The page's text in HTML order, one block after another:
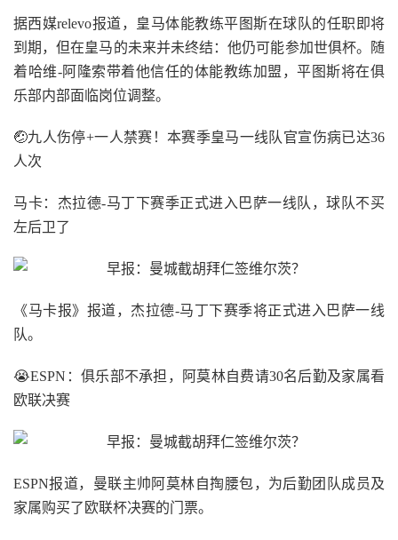
据西媒relevo报道，皇马体能教练平图斯在球队的任职即将
到期，但在皇马的未来并未终结：他仍可能参加世俱杯。随
着哈维-阿隆索带着他信任的体能教练加盟，平图斯将在俱
乐部内部面临岗位调整。
🤕九人伤停+一人禁赛！本赛季皇马一线队官宣伤病已达36
人次
马卡：杰拉德-马丁下赛季正式进入巴萨一线队，球队不买
左后卫了
《马卡报》报道，杰拉德-马丁下赛季将正式进入巴萨一线
队。
😭ESPN：俱乐部不承担，阿莫林自费请30名后勤及家属看
欧联决赛
ESPN报道，曼联主帅阿莫林自掏腰包，为后勤团队成员及
家属购买了欧联杯决赛的门票。